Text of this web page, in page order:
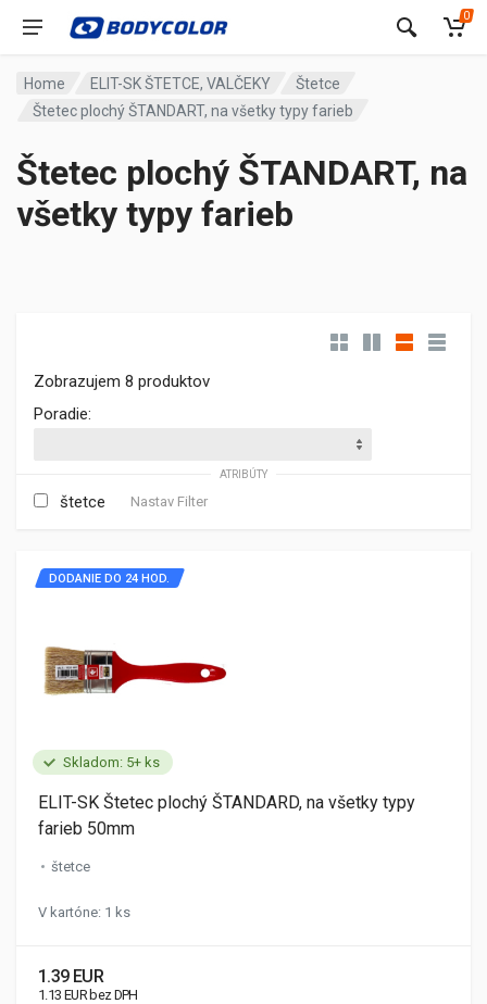
0
Home ELIT-SK ŠTETCE, VALČEKY
Štetce
Štetec plochý ŠTANDART, na všetky typy farieb
Štetec plochý ŠTANDART, na
všetky typy farieb
Zobrazujem 8 produktov
Poradie:
ATRIBÚTY
štetce Nastav Filter
Skladom: 5+ ks
DODANIE DO 24 HOD.
ELIT-SK Štetec plochý ŠTANDARD, na všetky typy
farieb 50mm
štetce
V kartóne: 1 ks
1.39 EUR
1.13 EUR bez DPH